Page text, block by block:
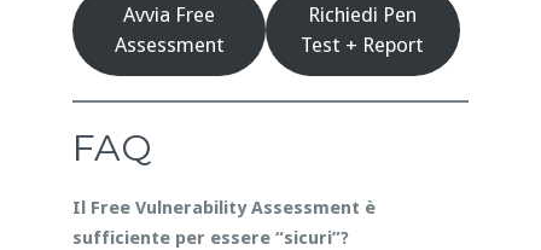
Avvia Free
Assessment
Richiedi Pen
Test + Report
FAQ
Il Free Vulnerability Assessment è
sufficiente per essere “sicuri”?